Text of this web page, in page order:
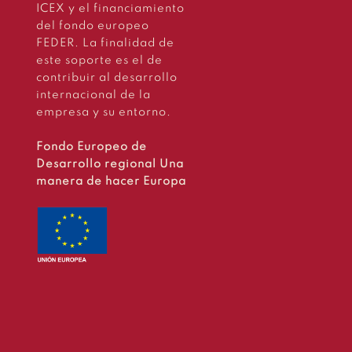
ICEX y el financiamiento
del fondo europeo
FEDER. La finalidad de
este soporte es el de
contribuir al desarrollo
internacional de la
empresa y su entorno.
Fondo Europeo de
Desarrollo regional Una
manera de hacer Europa